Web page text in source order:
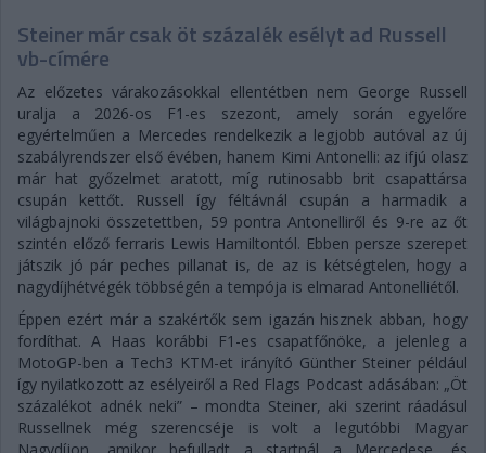
Steiner már csak öt százalék esélyt ad Russell
vb-címére
Az előzetes várakozásokkal ellentétben nem George Russell
uralja a 2026-os F1-es szezont, amely során egyelőre
egyértelműen a Mercedes rendelkezik a legjobb autóval az új
szabályrendszer első évében, hanem Kimi Antonelli: az ifjú olasz
már hat győzelmet aratott, míg rutinosabb brit csapattársa
csupán kettőt. Russell így féltávnál csupán a harmadik a
világbajnoki összetettben, 59 pontra Antonelliről és 9-re az őt
szintén előző ferraris Lewis Hamiltontól. Ebben persze szerepet
játszik jó pár peches pillanat is, de az is kétségtelen, hogy a
nagydíjhétvégék többségén a tempója is elmarad Antonelliétől.
Éppen ezért már a szakértők sem igazán hisznek abban, hogy
fordíthat. A Haas korábbi F1-es csapatfőnöke, a jelenleg a
MotoGP-ben a Tech3 KTM-et irányító Günther Steiner például
így nyilatkozott az esélyeiről a Red Flags Podcast adásában: „Öt
százalékot adnék neki” – mondta Steiner, aki szerint ráadásul
Russellnek még szerencséje is volt a legutóbbi Magyar